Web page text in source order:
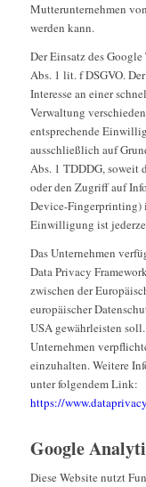
Mutterunternehmen
werden kann.
Der Einsatz des
Abs. 1 lit. f DSGVO.
Interesse an einer
Verwaltung
entsprechende
ausschließlich auf
Abs. 1 TDDDG,
oder den Zugriff auf
Device-Fingerprinting)
Einwilligung ist
Das Unternehmen
Data Privacy
zwischen der
europäischer
USA gewährleisten
Unternehmen
einzuhalten. Weitere
unter folgendem Link:
https://
Google
Diese Website nutzt